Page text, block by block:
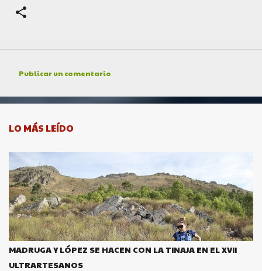
o
m
n
r
i
o
s
Publicar un comentario
LO MÁS LEÍDO
MADRUGA Y LÓPEZ SE HACEN CON LA TINAJA EN EL XVII
ULTRARTESANOS